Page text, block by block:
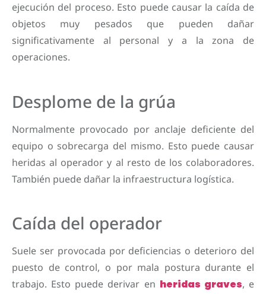
ejecución del proceso. Esto puede causar la caída de
objetos muy pesados que pueden dañar
significativamente al personal y a la zona de
operaciones.
Desplome de la grúa
Normalmente provocado por anclaje deficiente del
equipo o sobrecarga del mismo. Esto puede causar
heridas al operador y al resto de los colaboradores.
También puede dañar la infraestructura logística.
Caída del operador
Suele ser provocada por deficiencias o deterioro del
puesto de control, o por mala postura durante el
trabajo. Esto puede derivar en heridas graves, e